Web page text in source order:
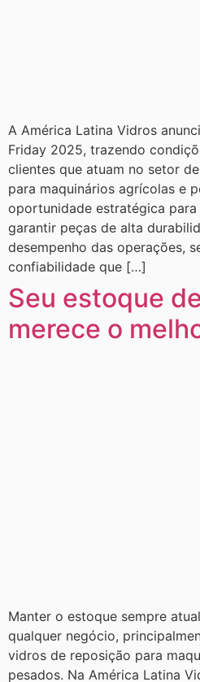
A América Latina Vidros
Friday 2025, trazendo
clientes que atuam no setor
para maquinários agrícolas e
oportunidade estratégica
garantir peças de alta
desempenho das operações,
confiabilidade que […]
Seu estoque
merece o
Manter o estoque sempre
qualquer negócio,
vidros de reposição para
pesados. Na América Latina